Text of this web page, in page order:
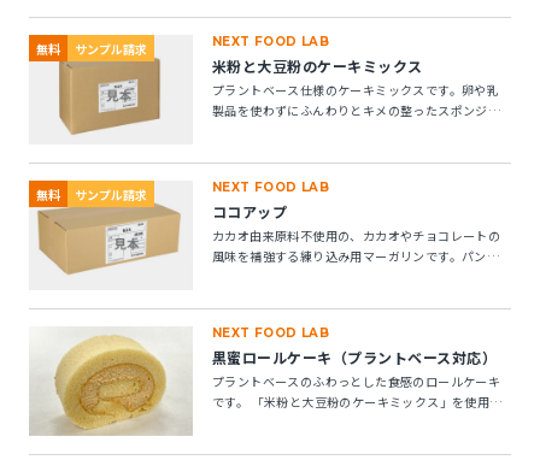
無料 サンプル請求 NEXT FOOD LAB
米粉と大豆粉のケーキミックス
プラントベース仕様のケーキミックスです。卵や乳
製品を使わずにふんわりとキメの整ったスポンジケ
無料 サンプル請求 NEXT FOOD LAB
ココアップ
カカオ由来原料不使用の、カカオやチョコレートの
風味を補強する練り込み用マーガリンです。パン・
NEXT FOOD LAB
黒蜜ロールケーキ（プラントベース対応）
プラントベースのふわっとした食感のロールケーキ
です。 「米粉と大豆粉のケーキミックス」を使用す